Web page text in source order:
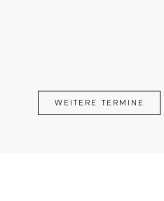
WEITERE TERMINE